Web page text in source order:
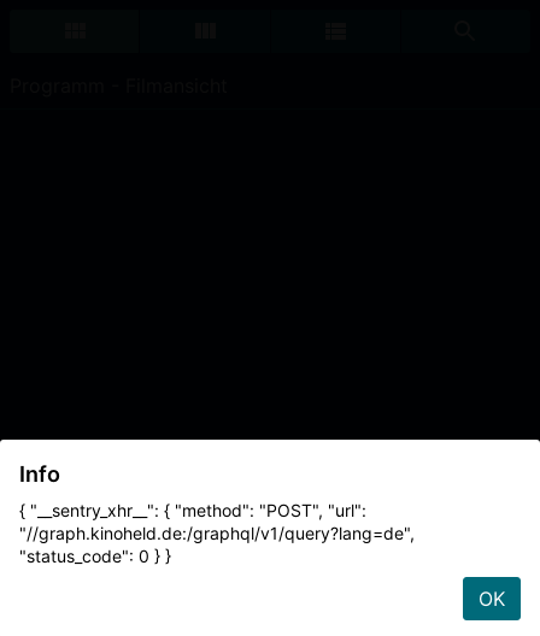
Info
{ "__sentry_xhr__": { "method": "POST", "url":
"//graph.kinoheld.de:/graphql/v1/query?lang=de",
"status_code": 0 } }
OK